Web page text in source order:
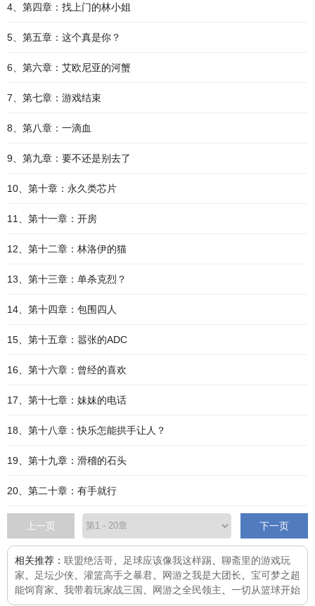
4、第四章：找上门的林小姐
5、第五章：这个真是你？
6、第六章：艾欧尼亚的河蟹
7、第七章：游戏结束
8、第八章：一滴血
9、第九章：要不还是别去了
10、第十章：永久类芯片
11、第十一章：开房
12、第十二章：林洛伊的猫
13、第十三章：单杀克烈？
14、第十四章：包围四人
15、第十五章：嚣张的ADC
16、第十六章：曾经的喜欢
17、第十七章：妹妹的电话
18、第十八章：快乐怎能拱手让人？
19、第十九章：滑稽的石头
20、第二十章：有手就行
上一页 下一页
相关推荐： 联盟绝活哥 足球应该像我这样踢
聊斋里的游戏玩
家
足坛少侠 灌篮高手之暴君 网游之我是大团长
宝可梦之超
能饲育家
我带着玩家战三国 网游之全民领主 一切从篮球开始